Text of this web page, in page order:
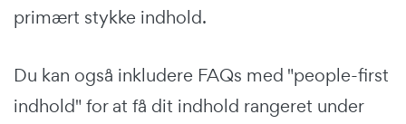
primært stykke indhold.
Du kan også inkludere FAQs med "people-first
indhold" for at få dit indhold rangeret under